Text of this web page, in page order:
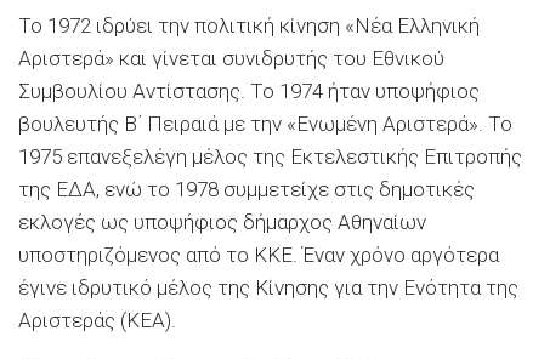
Το 1972 ιδρύει την πολιτική κίνηση «Νέα Ελληνική
Αριστερά» και γίνεται συνιδρυτής του Εθνικού
Συμβουλίου Αντίστασης. Το 1974 ήταν υποψήφιος
βουλευτής Β΄ Πειραιά με την «Ενωμένη Αριστερά». Το
1975 επανεξελέγη μέλος της Εκτελεστικής Επιτροπής
της ΕΔΑ, ενώ το 1978 συμμετείχε στις δημοτικές
εκλογές ως υποψήφιος δήμαρχος Αθηναίων
υποστηριζόμενος από το ΚΚΕ. Έναν χρόνο αργότερα
έγινε ιδρυτικό μέλος της Κίνησης για την Ενότητα της
Αριστεράς (ΚΕΑ).